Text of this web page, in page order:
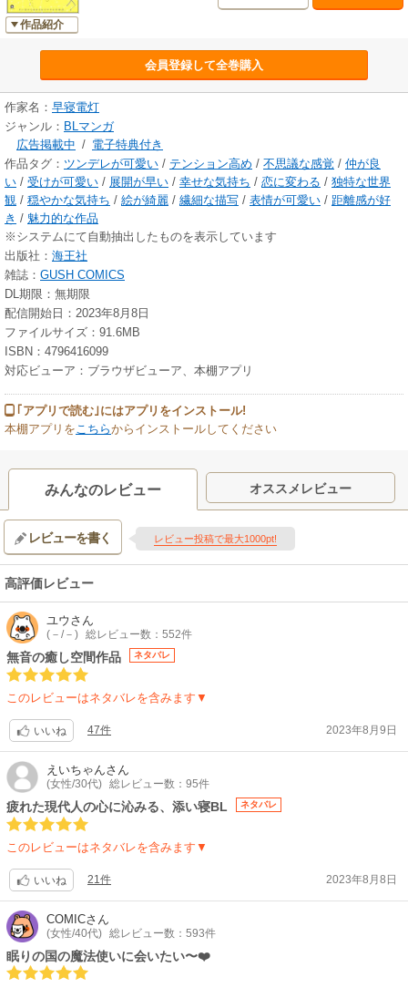
作品紹介
会員登録して全巻購入
作家名： 早寝電灯
ジャンル： BLマンガ
広告掲載中 / 電子特典付き
作品タグ： ツンデレが可愛い / テンション高め / 不思議な感覚 / 仲が良
い / 受けが可愛い / 展開が早い / 幸せな気持ち / 恋に変わる / 独特な世界
観 / 穏やかな気持ち / 絵が綺麗 / 繊細な描写 / 表情が可愛い / 距離感が好
き / 魅力的な作品
※システムにて自動抽出したものを表示しています
出版社： 海王社
雑誌： GUSH COMICS
DL期限：無期限
配信開始日：2023年8月8日
ファイルサイズ：91.6MB
ISBN：4796416099
対応ビューア：ブラウザビューア、本棚アプリ
｢アプリで読む｣にはアプリをインストール!
本棚アプリを こちらからインストールしてください
みんなのレビュー オススメレビュー
レビューを書く レビュー投稿で最大1000pt!
高評価レビュー
ユウ さん
(－/－) 総レビュー数：552件
無音の癒し空間作品 ネタバレ
このレビューはネタバレを含みます▼
いいね 47件 2023年8月9日
えいちゃんさん
(女性/30代) 総レビュー数：95件
疲れた現代人の心に沁みる、添い寝BL ネタバレ
このレビューはネタバレを含みます▼
いいね 21件 2023年8月8日
COMICさん
(女性/40代) 総レビュー数：593件
眠りの国の魔法使いに会いたい〜❤️